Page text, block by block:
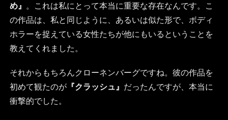
め』
。これは私にとって本当に重要な存在なんです。こ
の作品は、私と同じように、あるいは似た形で、ボディ
ホラーを捉えている女性たちが他にもいるということを
教えてくれました。
それからもちろんクローネンバーグですね。彼の作品を
初めて観たのが『クラッシュ』 だったんですが、本当に
衝撃的でした。